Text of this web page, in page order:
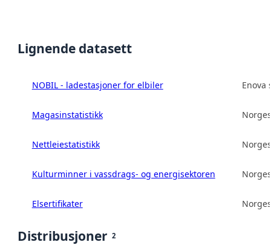
Lignende datasett
NOBIL - ladestasjoner for elbiler Enova
Magasinstatistikk
Nettleiestatistikk
Kulturminner i vassdrags- og energisektoren
Elsertifikater
Distribusjoner 2